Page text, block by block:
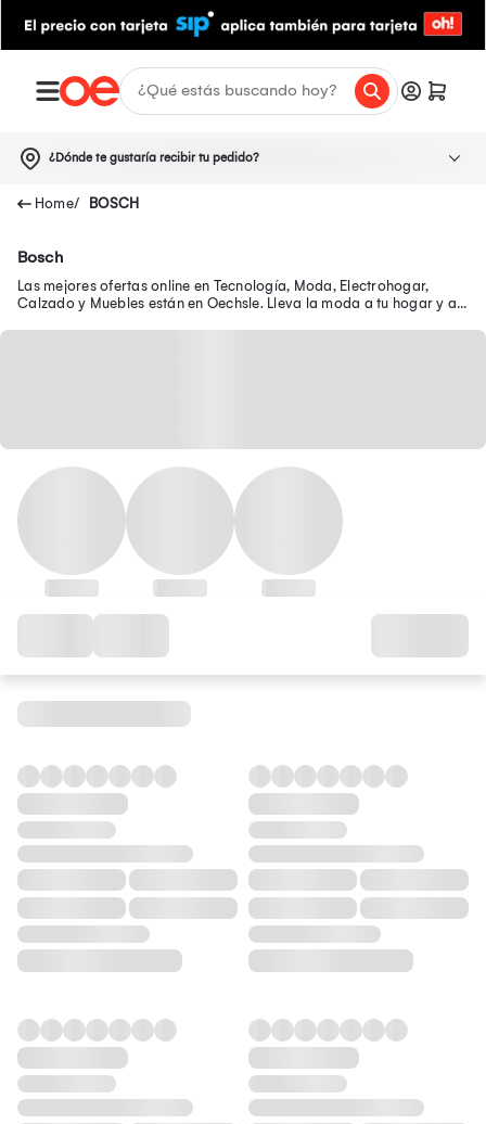
¿Dónde te gustaría recibir tu pedido?
BOSCH
Bosch
Las mejores ofertas online en Tecnología, Moda, Electrohogar,
Calzado y Muebles están en Oechsle. Lleva la moda a tu hogar y a